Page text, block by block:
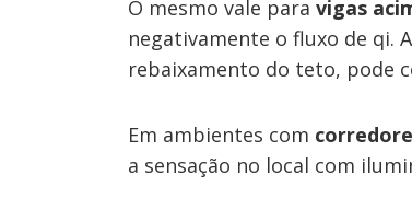
O mesmo vale para vigas
negativamente o fluxo de qi.
rebaixamento do teto, pode
Em ambientes com
a sensação no local com